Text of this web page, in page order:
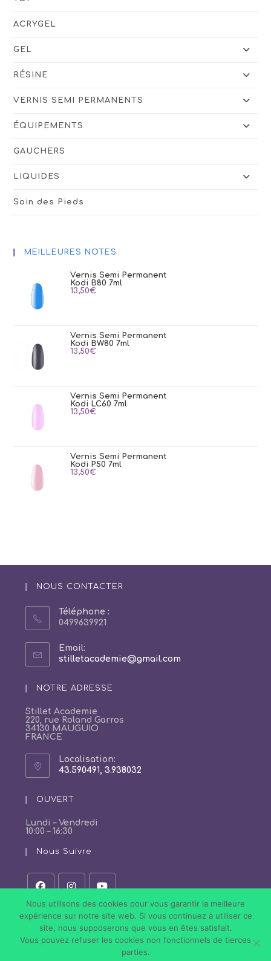
ACRYGEL
GEL
RÉSINE
VERNIS SEMI PERMANENTS
ÉQUIPEMENTS
GAUCHERS
LIQUIDES
Soin des Pieds
MEILLEURES NOTES
Vernis Semi Permanent
Kodi B80 7ml
13,50€
Vernis Semi Permanent
Kodi BW80 7ml
13,50€
Vernis Semi Permanent
Kodi LC60 7ml
13,50€
Vernis Semi Permanent
Kodi P50 7ml
13,50€
NOUS CONTACTER
Téléphone :
0499639921
Email:
stilletacademie@gmail.comS’ouvre
NOTRE ADRESSE
Stillet Academie
220, rue Roland Garros
34130 MAUGUIO
FRANCE
Localisation:
43.590491, 3.938032
un
nouvel
OUVERT
Lundi – Vendredi
10:00 – 16:30
Nous Suivre
S’ouvre
dans
un
nouvel
onglet
S’ouvre
un
nouvel
onglet
S’ouvre
dans
un
nouvel
onglet
Conditions Générales de Vente
Nous utilisons des cookies pour vous garantir la meilleure
expérience sur notre site web. Si vous continuez à utiliser ce
site, nous supposerons que vous en êtes satisfait.
Vous pouvez refuser les cookies non fonctionnels de tierces
parties.